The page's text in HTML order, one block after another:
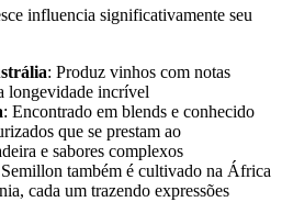
influencia significativamente seu
: Produz vinhos com notas
longevidade incrível
: Encontrado em blends e conhecido
que se prestam ao
e sabores complexos
também é cultivado na África
cada um trazendo expressões